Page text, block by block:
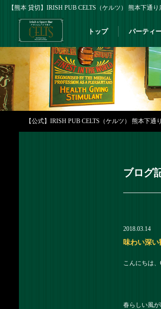
【熊本 貸切】IRISH PUB CELTS（ケルツ） 熊本下通り
トップ パーティ
【公式】IRISH PUB CELTS（ケルツ） 熊本下通
ブログ
2018.03.14
味わい深い
こんにちは、
春らしい風